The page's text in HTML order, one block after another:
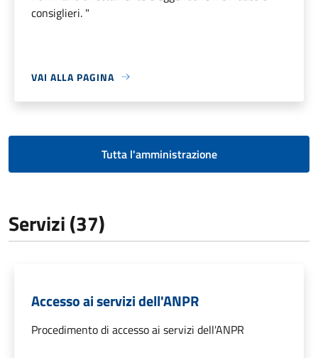
consiglieri. "
VAI ALLA PAGINA
Tutta l'amministrazione
Servizi (37)
Accesso ai servizi dell'ANPR
Procedimento di accesso ai servizi dell'ANPR